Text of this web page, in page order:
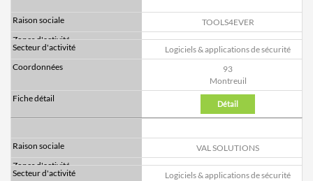
TOOLS4EVER
Logiciels & applications de sécurité
93
Montreuil
Détail
VAL SOLUTIONS
Logiciels & applications de sécurité